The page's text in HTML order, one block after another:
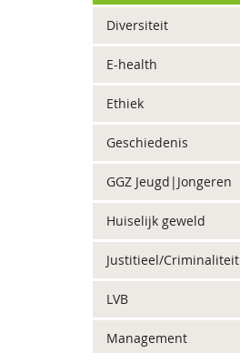
Diversiteit
E-health
Ethiek
Geschiedenis
GGZ Jeugd|Jongeren
Huiselijk geweld
Justitieel/Criminaliteit
LVB
Management